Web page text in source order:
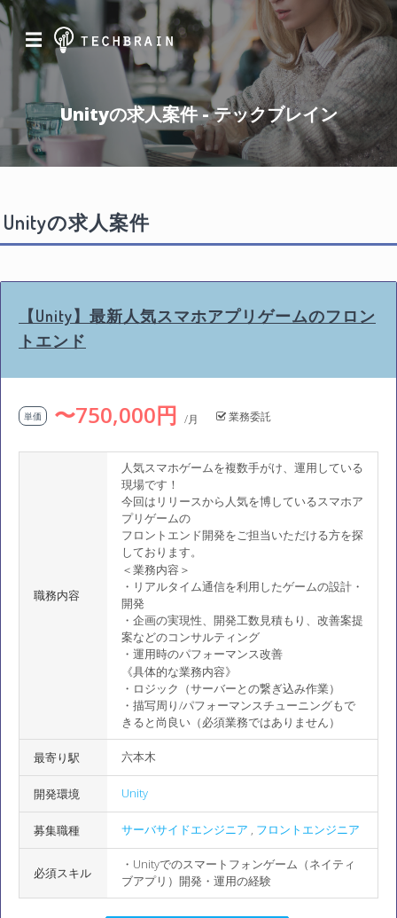
☰
Unityの求人案件 - テックブレイン
Unityの求人案件
【Unity】最新人気スマホアプリゲームのフロン
トエンド
単価 〜750,000円 /月 業務委託
職務内容
人気スマホゲームを複数手がけ、運用している
現場です！
今回はリリースから人気を博しているスマホア
プリゲームの
フロントエンド開発をご担当いただける方を探
しております。
＜業務内容＞
・リアルタイム通信を利用したゲームの設計・
開発
・企画の実現性、開発工数見積もり、改善案提
案などのコンサルティング
・運用時のパフォーマンス改善
《具体的な業務内容》
・ロジック（サーバーとの繋ぎ込み作業）
・描写周り/パフォーマンスチューニングもで
きると尚良い（必須業務ではありません）
最寄り駅 六本木
開発環境 Unity
募集職種 サーバサイドエンジニア , フロントエンジニア
必須スキル
・Unityでのスマートフォンゲーム（ネイティ
ブアプリ）開発・運用の経験